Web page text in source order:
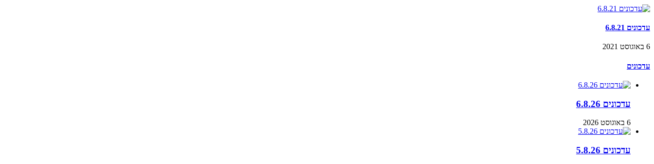
עדכונים 6.8.21
6 באוגוסט 2021
עדכונים
עדכונים 6.8.26
6 באוגוסט 2026
עדכונים 5.8.26